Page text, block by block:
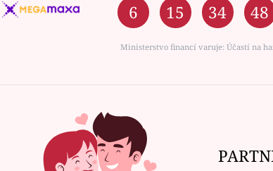
6 15 34 48
Ministerstvo financí varuje: Účastí na